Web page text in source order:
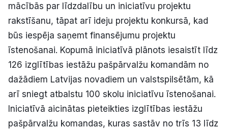
mācībās par līdzdalību un iniciatīvu projektu
rakstīšanu, tāpat arī ideju projektu konkursā, kad
būs iespēja saņemt finansējumu projektu
īstenošanai. Kopumā iniciatīvā plānots iesaistīt līdz
126 izglītības iestāžu pašpārvalžu komandām no
dažādiem Latvijas novadiem un valstspilsētām, kā
arī sniegt atbalstu 100 skolu iniciatīvu īstenošanai.
Iniciatīvā aicinātas pieteikties izglītības iestāžu
pašpārvalžu komandas, kuras sastāv no trīs 13 līdz